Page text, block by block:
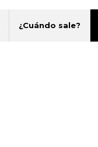
¿Cuándo sale?